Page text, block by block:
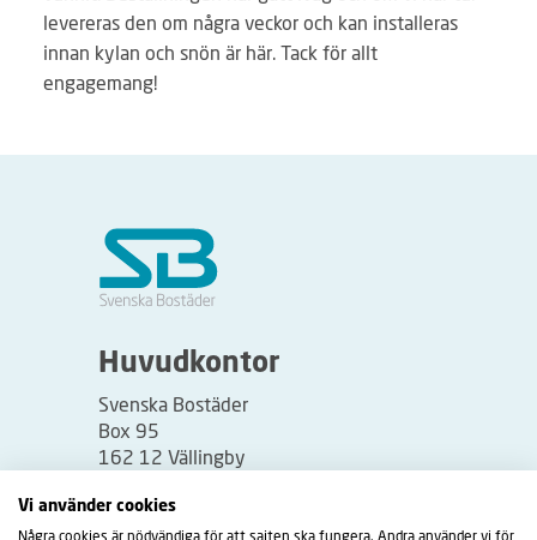
levereras den om några veckor och kan installeras
innan kylan och snön är här. Tack för allt
engagemang!
Huvudkontor
Svenska Bostäder
Box 95
162 12 Vällingby
Besöksadress:
Vi använder cookies
Några cookies är nödvändiga för att sajten ska fungera. Andra använder vi för